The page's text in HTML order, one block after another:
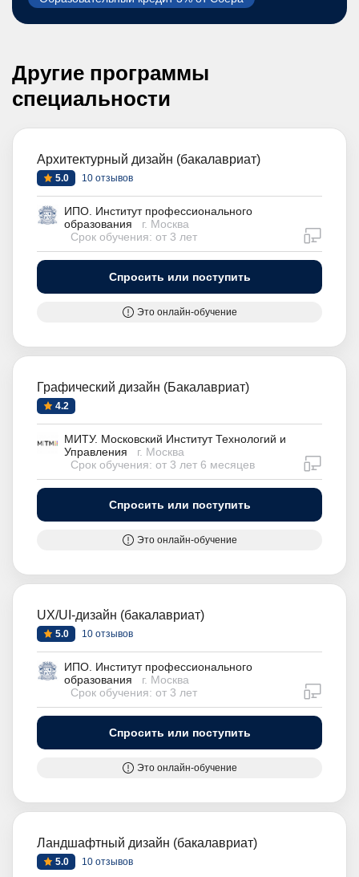
Другие программы
специальности
Архитектурный дизайн (бакалавриат)
5.0 10 отзывов
ИПО. Институт профессионального
образования
г. Москва
Срок обучения: от 3 лет
Спросить или поступить
Это онлайн-обучение
Графический дизайн (Бакалавриат)
4.2
МИТУ. Московский Институт Технологий и
Управления
г. Москва
Срок обучения: от 3 лет 6 месяцев
Спросить или поступить
Это онлайн-обучение
UX/UI-дизайн (бакалавриат)
5.0 10 отзывов
ИПО. Институт профессионального
образования
г. Москва
Срок обучения: от 3 лет
Спросить или поступить
Это онлайн-обучение
Ландшафтный дизайн (бакалавриат)
5.0 10 отзывов